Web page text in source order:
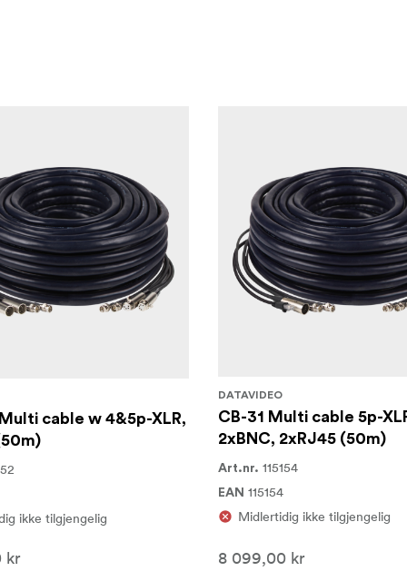
cable w 4&5p-XLR,
ikke tilgjengelig
kr
DATAVIDEO
CB-31 Multi cable 5p-
2xBNC, 2xRJ45 (50m)
Art.nr. 115154
EAN 115154
Midlertidig ikke tilgjengelig
8 099,00 kr